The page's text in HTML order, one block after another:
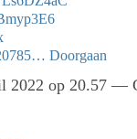
Doorgaan
2022 op 20.57 —